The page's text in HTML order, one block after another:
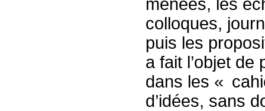
menées, les
colloques,
puis les
a fait l’objet
dans les «
d’idées, sans